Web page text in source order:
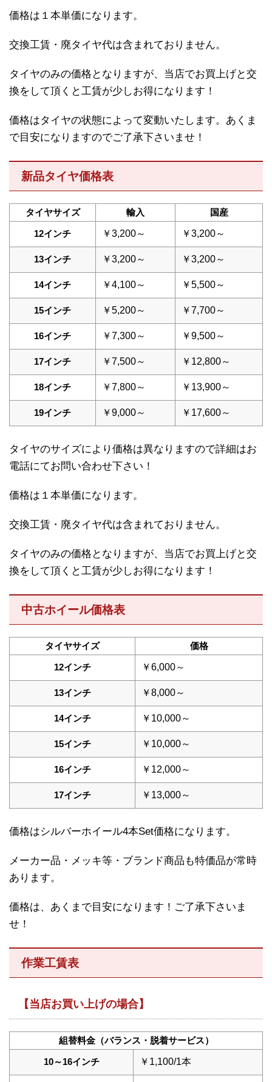
価格は１本単価になります。
交換工賃・廃タイヤ代は含まれておりません。
タイヤのみの価格となりますが、当店でお買上げと交
換をして頂くと工賃が少しお得になります！
価格はタイヤの状態によって変動いたします。あくま
で目安になりますのでご了承下さいませ！
新品タイヤ価格表
タイヤサイズ 輸入 国産
12インチ ￥3,200～ ￥3,200～
13インチ ￥3,200～ ￥3,200～
14インチ ￥4,100～ ￥5,500～
15インチ ￥5,200～ ￥7,700～
16インチ ￥7,300～ ￥9,500～
17インチ ￥7,500～ ￥12,800～
18インチ ￥7,800～ ￥13,900～
19インチ ￥9,000～ ￥17,600～
タイヤのサイズにより価格は異なりますので詳細はお
電話にてお問い合わせ下さい！
価格は１本単価になります。
交換工賃・廃タイヤ代は含まれておりません。
タイヤのみの価格となりますが、当店でお買上げと交
換をして頂くと工賃が少しお得になります！
中古ホイール価格表
タイヤサイズ 価格
12インチ ￥6,000～
13インチ ￥8,000～
14インチ ￥10,000～
15インチ ￥10,000～
16インチ ￥12,000～
17インチ ￥13,000～
価格はシルバーホイール4本Set価格になります。
メーカー品・メッキ等・ブランド商品も特価品が常時
あります。
価格は、あくまで目安になります！ご了承下さいま
せ！
作業工賃表
【当店お買い上げの場合】
組替料金（バランス・脱着サービス）
10～16インチ ￥1,100/1本